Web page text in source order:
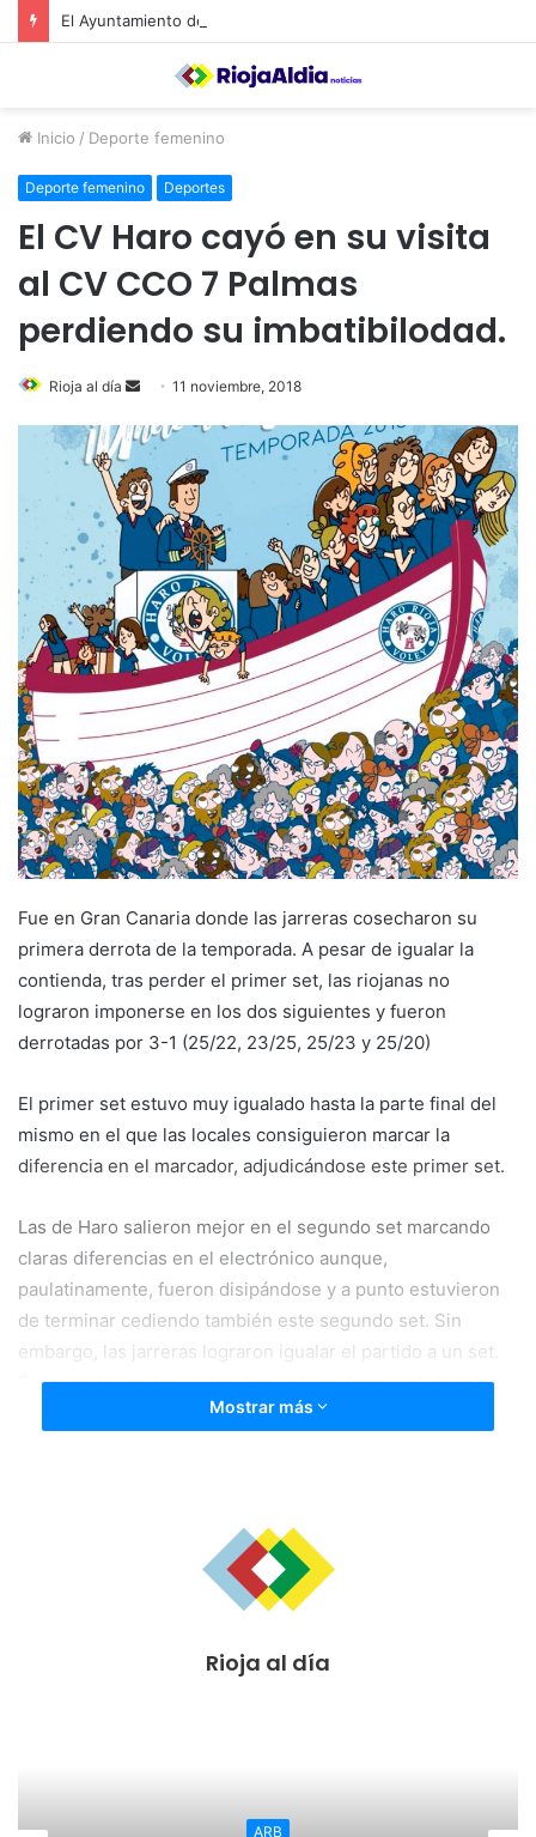
Inicio / Deporte femenino
Deporte femenino Deportes
El CV Haro cayó en su visita
al CV CCO 7 Palmas
perdiendo su imbatibilodad.
Rioja al día
n
d
a
m
a
i
l
11 noviembre, 2018
Fue en Gran Canaria donde las jarreras cosecharon su
primera derrota de la temporada. A pesar de igualar la
contienda, tras perder el primer set, las riojanas no
lograron imponerse en los dos siguientes y fueron
derrotadas por 3-1 (25/22, 23/25, 25/23 y 25/20)
El primer set estuvo muy igualado hasta la parte final del
mismo en el que las locales consiguieron marcar la
diferencia en el marcador, adjudicándose este primer set.
Las de Haro salieron mejor en el segundo set marcando
claras diferencias en el electrónico aunque,
paulatinamente, fueron disipándose y a punto estuvieron
de terminar cediendo también este segundo set. Sin
embargo, las jarreras lograron igualar el partido a un set.
Éste en el que el partido a favor de cualquiera de los dos
equipos. Sin embargo las locales Dispusieron deuna bola
que poco pudieron hacer y el partido concluyó con el 3-1
final que certificaba la primera derrota de las de Haro que
llegaban a éste enfrentamiento como segundas en la
Mostrar más
Rioja al día
ARB